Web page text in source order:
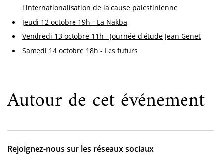
l'internationalisation de la cause palestinienne
Jeudi 12 octobre 19h - La Nakba
Vendredi 13 octobre 11h - Journée d'étude Jean Genet
Samedi 14 octobre 18h - Les futurs
Autour de cet événement
Rejoignez-nous sur les réseaux sociaux